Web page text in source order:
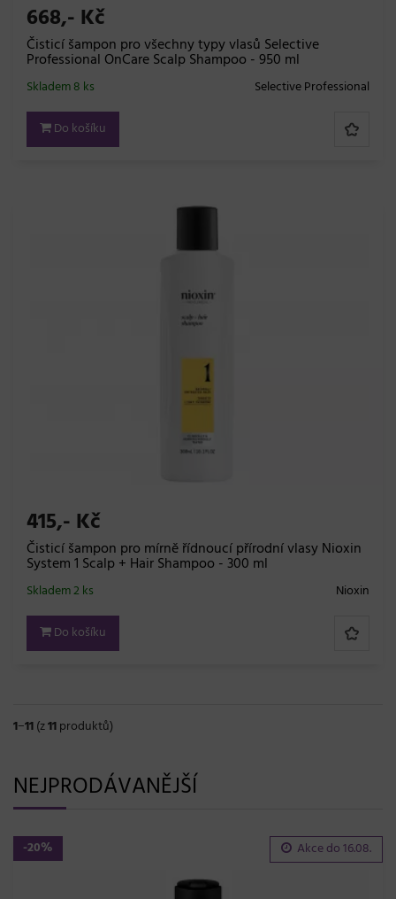
668,- Kč
Čisticí šampon pro všechny typy vlasů Selective
Professional OnCare Scalp Shampoo - 950 ml
Selective Professional
Skladem 8 ks
Do košíku
415,- Kč
Čisticí šampon pro mírně řídnoucí přírodní vlasy Nioxin
System 1 Scalp + Hair Shampoo - 300 ml
Nioxin
Skladem 2 ks
Do košíku
1−11(z11produktů)
NEJPRODÁVANĚJŠÍ
-20% Akce do16.08.